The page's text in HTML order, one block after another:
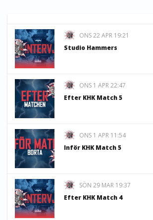
ONS 22 APR 19:21
Studio Hammers
ONS 1 APR 22:47
Efter KHK Match 5
ONS 1 APR 11:54
Inför KHK Match 5
SÖN 29 MAR 19:37
Efter KHK Match 4